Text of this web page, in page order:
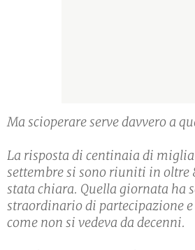
Ma scioperare serve davvero a
La risposta di centinaia di
settembre si sono riuniti in oltre
stata chiara. Quella giornata ha
straordinario di partecipazione
come non si vedeva da decenni.